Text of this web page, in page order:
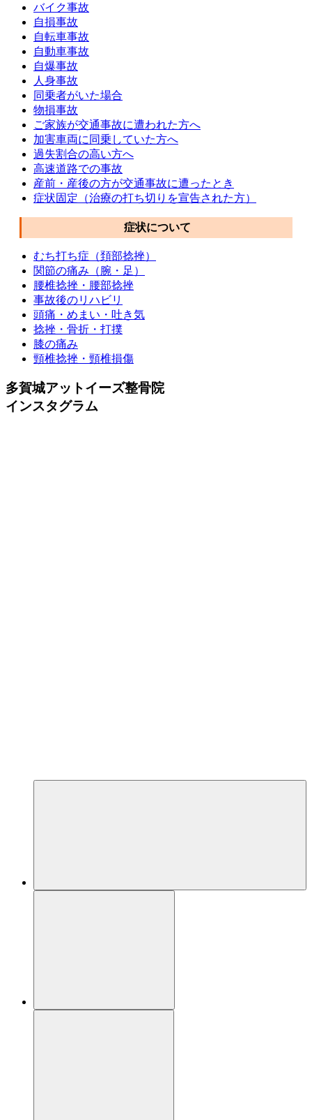
バイク事故
自損事故
自転車事故
自動車事故
自爆事故
人身事故
同乗者がいた場合
物損事故
ご家族が交通事故に遭われた方へ
加害車両に同乗していた方へ
過失割合の高い方へ
高速道路での事故
産前・産後の方が交通事故に遭ったとき
症状固定（治療の打ち切りを宣告された方）
症状について
むち打ち症（頚部捻挫）
関節の痛み（腕・足）
腰椎捻挫・腰部捻挫
事故後のリハビリ
頭痛・めまい・吐き気
捻挫・骨折・打撲
膝の痛み
頸椎捻挫・頸椎損傷
多賀城アットイーズ整骨院
インスタグラム